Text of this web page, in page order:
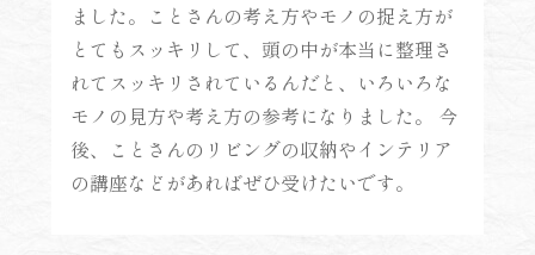
ました。ことさんの考え方やモノの捉え方が
とてもスッキリして、頭の中が本当に整理さ
れてスッキリされているんだと、いろいろな
モノの見方や考え方の参考になりました。 今
後、ことさんのリビングの収納やインテリア
の講座などがあればぜひ受けたいです。